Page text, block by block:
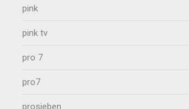
pink
pink tv
pro 7
pro7
prosieben